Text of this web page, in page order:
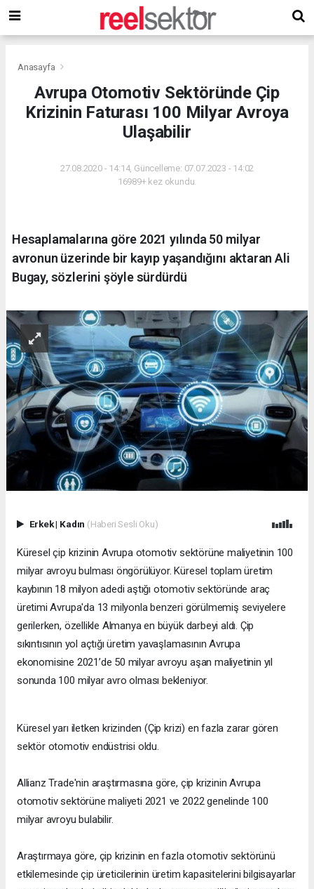
Anasayfa
Avrupa Otomotiv Sektöründe Çip
Krizinin Faturası 100 Milyar Avroya
Ulaşabilir
27.08.2020 - 14:14, Güncelleme: 07.07.2023 - 14:02
16989+ kez okundu.
Hesaplamalarına göre 2021 yılında 50 milyar
avronun üzerinde bir kayıp yaşandığını aktaran Ali
Bugay, sözlerini şöyle sürdürdü
Erkek| Kadın (Haberi Sesli Oku)
Küresel çip krizinin Avrupa otomotiv sektörüne maliyetinin 100
milyar avroyu bulması öngörülüyor. Küresel toplam üretim
kaybının 18 milyon adedi aştığı otomotiv sektöründe araç
üretimi Avrupa'da 13 milyonla benzeri görülmemiş seviyelere
gerilerken, özellikle Almanya en büyük darbeyi aldı. Çip
sıkıntısının yol açtığı üretim yavaşlamasının Avrupa
ekonomisine 2021’de 50 milyar avroyu aşan maliyetinin yıl
sonunda 100 milyar avro olması bekleniyor.
Küresel yarı iletken krizinden (Çip krizi) en fazla zarar gören
sektör otomotiv endüstrisi oldu.
Allianz Trade'nin araştırmasına göre, çip krizinin Avrupa
otomotiv sektörüne maliyeti 2021 ve 2022 genelinde 100
milyar avroyu bulabilir.
Araştırmaya göre, çip krizinin en fazla otomotiv sektörünü
etkilemesinde çip üreticilerinin üretim kapasitelerini bilgisayarlar